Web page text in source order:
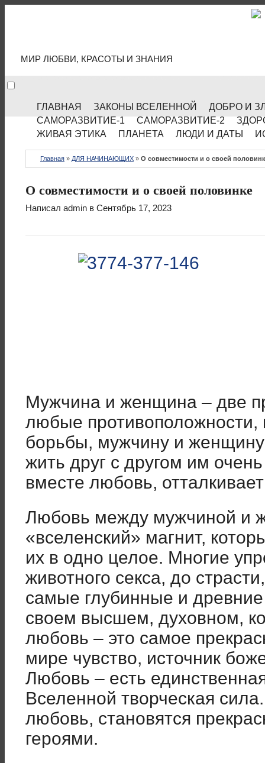
МИР ЛЮБВИ, КРАСОТЫ И ЗНАНИЯ
ГЛАВНАЯ ЗАКОНЫ ВСЕЛЕННОЙ
ДОБРО И
САМОРАЗВИТИЕ-1
САМОРАЗВИТИЕ-2
ЖИВАЯ ЭТИКА
ПЛАНЕТА ЛЮДИ И ДАТЫ
Главная » ДЛЯ НАЧИНАЮЩИХ » О совместимости и о своей
О совместимости и о своей половинке
Написал admin в Сентябрь 17, 2023
Мужчина и женщина – две
любые противоположности,
борьбы, мужчину и женщину
жить друг с другом им
вместе любовь,
Любовь между мужчиной и
«вселенский» магнит,
их в одно целое. Многие
животного секса, до
самые глубинные и
своем высшем, духовном,
любовь – это самое
мире чувство, источник
Любовь – есть
Вселенной творческая
любовь, становятся
героями.